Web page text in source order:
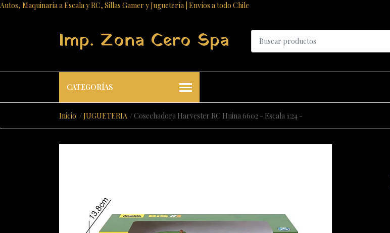
Autos, Maquinaria a Escala y RC, Sillas Gamer y Juguetería | Envíos a todo Chile
Imp. Zona Cero Spa
CATEGORÍAS
Inicio JUGUETERIA Cosechadora Harvester RC Huina 6602 - Escala 1:24 -